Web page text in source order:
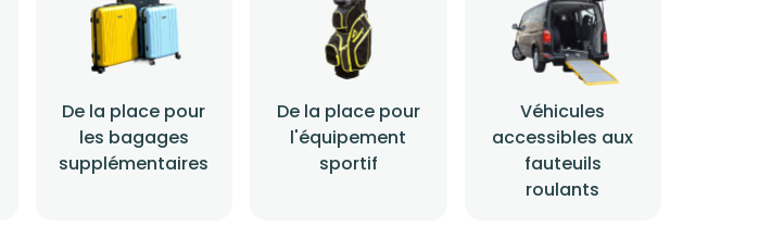
De la place pour
les bagages
supplémentaires
De la place pour
l'équipement
sportif
Véhicules
accessibles aux
fauteuils
roulants